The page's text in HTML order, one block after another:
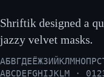
Shriftik designed a
jazzy velvet masks.
ABCDEFGHIJKLM ·